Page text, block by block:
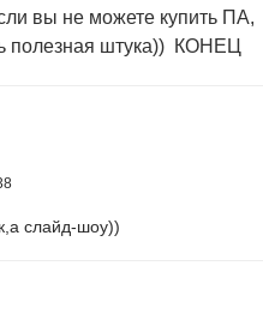
вы не можете купить ПА,
полезная штука)) КОНЕЦ
слайд-шоу))